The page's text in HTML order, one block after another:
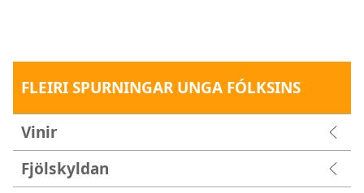
FLEIRI SPURNINGAR UNGA FÓLKSINS
Vinir
Fjölskyldan